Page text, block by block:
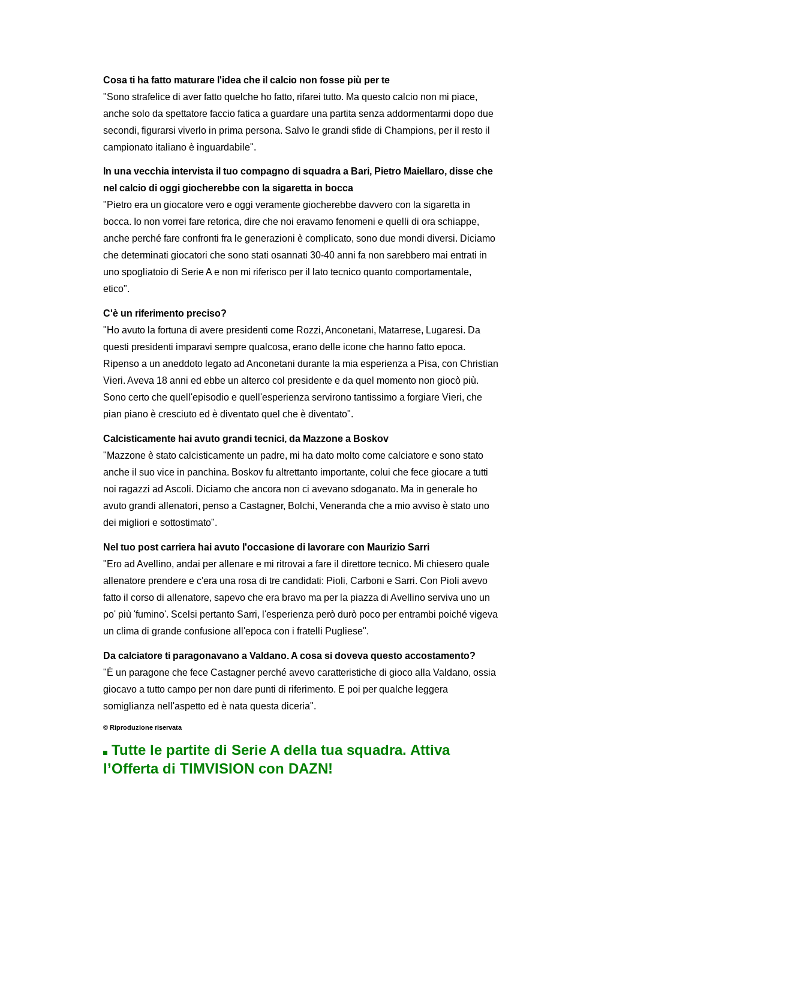
Cosa ti ha fatto maturare l'idea che il calcio non fosse più per te
"Sono strafelice di aver fatto quelche ho fatto, rifarei tutto. Ma questo calcio non mi piace,
anche solo da spettatore faccio fatica a guardare una partita senza addormentarmi dopo due
secondi, figurarsi viverlo in prima persona. Salvo le grandi sfide di Champions, per il resto il
campionato italiano è inguardabile".
In una vecchia intervista il tuo compagno di squadra a Bari, Pietro Maiellaro, disse che
nel calcio di oggi giocherebbe con la sigaretta in bocca
"Pietro era un giocatore vero e oggi veramente giocherebbe davvero con la sigaretta in
bocca. Io non vorrei fare retorica, dire che noi eravamo fenomeni e quelli di ora schiappe,
anche perché fare confronti fra le generazioni è complicato, sono due mondi diversi. Diciamo
che determinati giocatori che sono stati osannati 30-40 anni fa non sarebbero mai entrati in
uno spogliatoio di Serie A e non mi riferisco per il lato tecnico quanto comportamentale,
etico".
C'è un riferimento preciso?
"Ho avuto la fortuna di avere presidenti come Rozzi, Anconetani, Matarrese, Lugaresi. Da
questi presidenti imparavi sempre qualcosa, erano delle icone che hanno fatto epoca.
Ripenso a un aneddoto legato ad Anconetani durante la mia esperienza a Pisa, con Christian
Vieri. Aveva 18 anni ed ebbe un alterco col presidente e da quel momento non giocò più.
Sono certo che quell'episodio e quell'esperienza servirono tantissimo a forgiare Vieri, che
pian piano è cresciuto ed è diventato quel che è diventato".
Calcisticamente hai avuto grandi tecnici, da Mazzone a Boskov
"Mazzone è stato calcisticamente un padre, mi ha dato molto come calciatore e sono stato
anche il suo vice in panchina. Boskov fu altrettanto importante, colui che fece giocare a tutti
noi ragazzi ad Ascoli. Diciamo che ancora non ci avevano sdoganato. Ma in generale ho
avuto grandi allenatori, penso a Castagner, Bolchi, Veneranda che a mio avviso è stato uno
dei migliori e sottostimato".
Nel tuo post carriera hai avuto l'occasione di lavorare con Maurizio Sarri
"Ero ad Avellino, andai per allenare e mi ritrovai a fare il direttore tecnico. Mi chiesero quale
allenatore prendere e c'era una rosa di tre candidati: Pioli, Carboni e Sarri. Con Pioli avevo
fatto il corso di allenatore, sapevo che era bravo ma per la piazza di Avellino serviva uno un
po' più 'fumino'. Scelsi pertanto Sarri, l'esperienza però durò poco per entrambi poiché vigeva
un clima di grande confusione all'epoca con i fratelli Pugliese".
Da calciatore ti paragonavano a Valdano. A cosa si doveva questo accostamento?
"È un paragone che fece Castagner perché avevo caratteristiche di gioco alla Valdano, ossia
giocavo a tutto campo per non dare punti di riferimento. E poi per qualche leggera
somiglianza nell'aspetto ed è nata questa diceria".
© Riproduzione riservata
Tutte le partite di Serie A della tua squadra. Attiva
l’Offerta di TIMVISION con DAZN!